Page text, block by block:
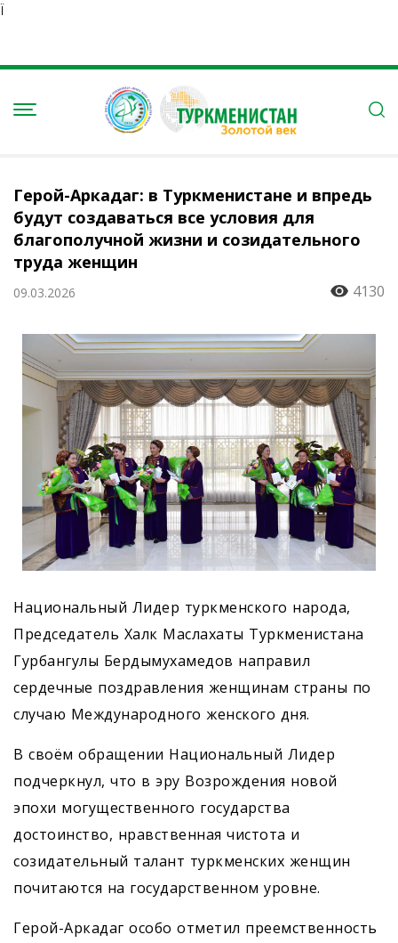
Ï
Герой-Аркадаг: в Туркменистане и впредь
будут создаваться все условия для
благополучной жизни и созидательного
труда женщин
09.03.2026 4130
Национальный Лидер туркменского народа,
Председатель Халк Маслахаты Туркменистана
Гурбангулы Бердымухамедов направил
сердечные поздравления женщинам страны по
случаю Международного женского дня.
В своём обращении Национальный Лидер
подчеркнул, что в эру Возрождения новой
эпохи могущественного государства
достоинство, нравственная чистота и
созидательный талант туркменских женщин
почитаются на государственном уровне.
Герой-Аркадаг особо отметил преемственность